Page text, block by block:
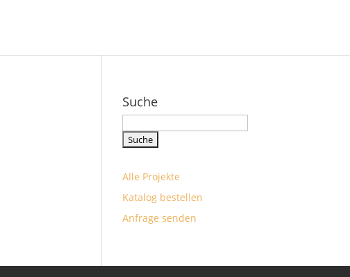
Suche
eingeben
Alle Projekte
Katalog bestellen
Anfrage senden